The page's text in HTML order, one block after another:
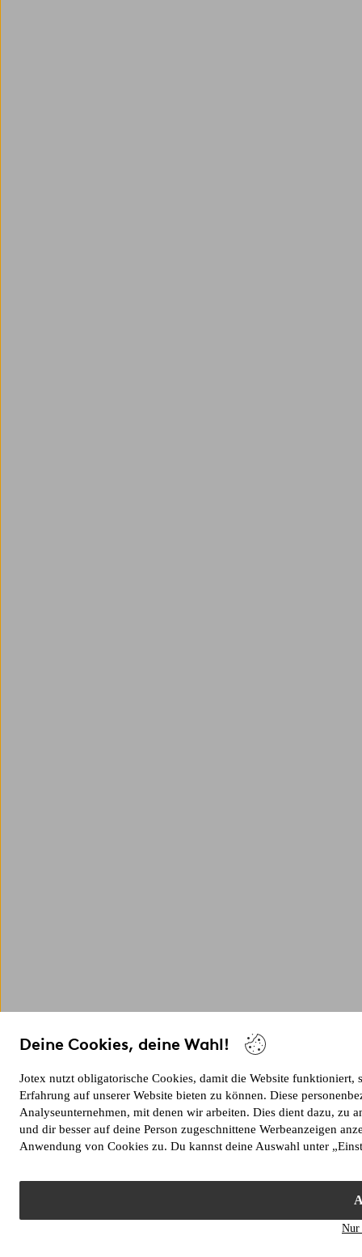
Deine Cookies, deine Wahl!
Jotex nutzt obligatorische Cookies, damit die Website
Erfahrung auf unserer Website bieten zu können. Diese
Analyseunternehmen, mit denen wir arbeiten. Dies dient dazu, zu
und dir besser auf deine Person zugeschnittene Werbeanzeigen
Anwendung von Cookies zu. Du kannst deine Auswahl unter
Nur